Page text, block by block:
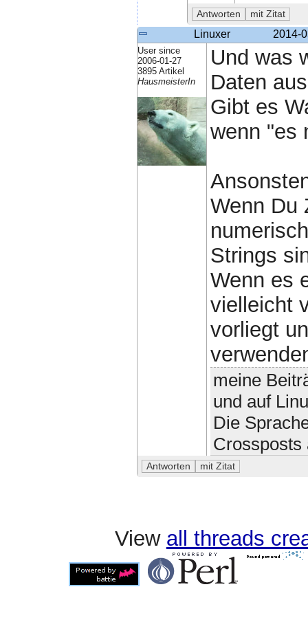
Linuxer 2014-
User since
2006-01-27
3895 Artikel
HausmeisterIn
Und was
Daten
Gibt es
wenn "es
Wenn Du
Strings
Wenn es
vielleicht
vorliegt
meine
und auf
Die
View all threads